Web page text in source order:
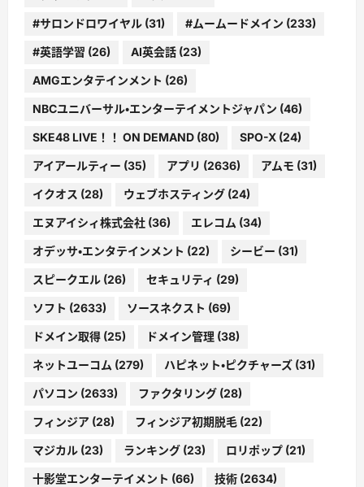
#サロンドロワイヤル (31) #ムームードメイン (233)
#英語学習 (26) AI英会話 (23)
AMGエンタテインメント (26)
NBCユニバーサル・エンターテイメントジャパン (46)
SKE48 LIVE！！ ON DEMAND (80) SPO-X (24)
アイアールティー (35) アプリ (2636) アムモ (31)
イクオス (28) ウェブホスティング (24)
エヌアイシィ株式会社 (36) エレコム (34)
オデッサ・エンタテインメント (22) シービー (31)
スピークエル (26) セキュリティ (29)
ソフト (2633) ソースネクスト (69)
ドメイン取得 (25) ドメイン管理 (38)
ネットユーコム (279) ハピネット・ピクチャーズ (31)
パソコン (2633) ファクタリング (28)
フィンジア (28) フィンジア初期脱毛 (22)
マジカル (23) ランキング (23) ロリポップ (21)
十影堂エンターテイメント (66) 技術 (2634)